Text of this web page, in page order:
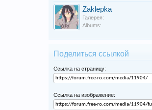
Zaklepka
Галерея:
Albums:
Поделиться ссылкой
Ссылка на страницу:
Ссылка на изображение: